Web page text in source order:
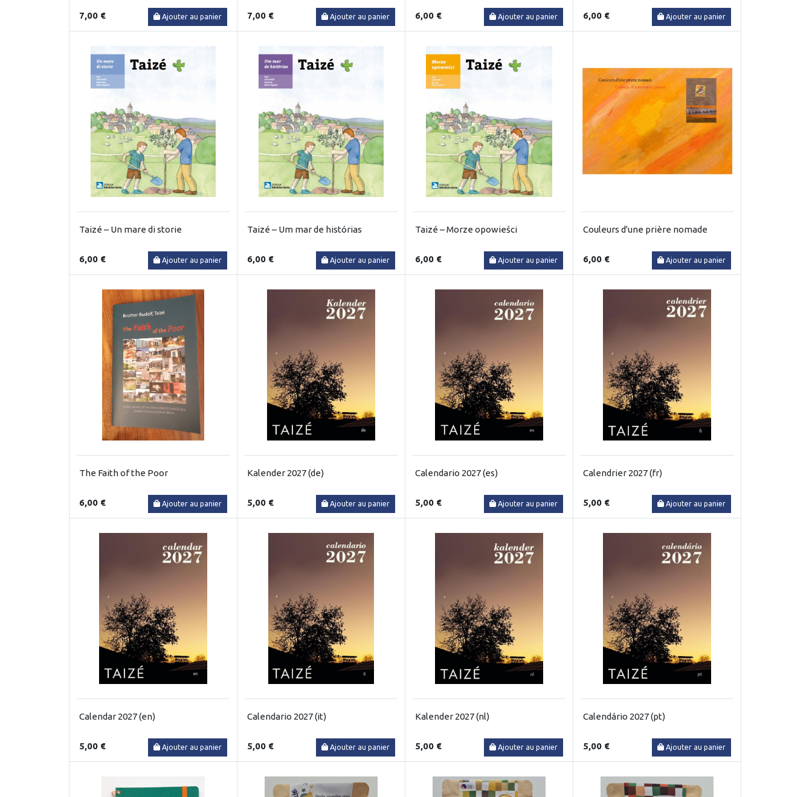
7,00 € Ajouter au panier 7,00 € Ajouter au panier 6,00 € Ajouter au panier 6,00 € Ajouter au panier
Taizé – Un mare di storie
6,00 € Ajouter au panier
Taizé – Um mar de histórias
6,00 € Ajouter au panier
Taizé – Morze opowieści
6,00 € Ajouter au panier
Couleurs d'une prière nomade
6,00 € Ajouter au panier
The Faith of the Poor
6,00 € Ajouter au panier
Kalender 2027 (de)
5,00 € Ajouter au panier
Calendario 2027 (es)
5,00 € Ajouter au panier
Calendrier 2027 (fr)
5,00 € Ajouter au panier
Calendar 2027 (en)
5,00 € Ajouter au panier
Calendario 2027 (it)
5,00 € Ajouter au panier
Kalender 2027 (nl)
5,00 € Ajouter au panier
Calendário 2027 (pt)
5,00 € Ajouter au panier